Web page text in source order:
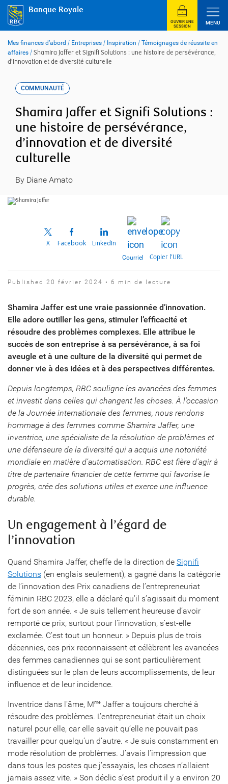
content
Banque Royale
OUVRIR UNE
SESSION
MENU
Mes finances d’abord / Entreprises / Inspiration / Témoignages de réussite en
affaires / Shamira Jaffer et Signifi Solutions : une histoire de persévérance,
d’innovation et de diversité culturelle
COMMUNAUTÉ
Shamira Jaffer et Signifi Solutions :
une histoire de persévérance,
d’innovation et de diversité
culturelle
By Diane Amato
X Facebook LinkedIn
Courriel Copier l’URL
Published 20 février 2024 • 6 min de lecture
Shamira Jaffer est une vraie passionnée d’innovation.
Elle adore outiller les gens, stimuler l’efficacité et
résoudre des problèmes complexes. Elle attribue le
succès de son entreprise à sa persévérance, à sa foi
aveugle et à une culture de la diversité qui permet de
donner vie à des idées et à des perspectives différentes.
Depuis longtemps, RBC souligne les avancées des femmes
et investit dans celles qui changent les choses. À l’occasion
de la Journée internationale des femmes, nous rendons
hommage à des femmes comme Shamira Jaffer, une
inventrice, une spécialiste de la résolution de problèmes et
une défenseure de la diversité qui a acquis une notoriété
mondiale en matière d’automatisation. RBC est fière d’agir à
titre de partenaire financier de cette femme qui favorise le
progrès, crée des solutions utiles et exerce une influence
durable.
Un engagement à l’égard de
l’innovation
Quand Shamira Jaffer, cheffe de la direction de Signifi
Solutions (en englais seulement), a gagné dans la catégorie
de l’innovation des Prix canadiens de l’entrepreneuriat
féminin RBC 2023, elle a déclaré qu’il s’agissait du moment
fort de son année. « Je suis tellement heureuse d’avoir
remporté ce prix, surtout pour l’innovation, s’est-elle
exclamée. C’est tout un honneur. » Depuis plus de trois
décennies, ces prix reconnaissent et célèbrent les avancées
des femmes canadiennes qui se sont particulièrement
distinguées sur le plan de leurs accomplissements, de leur
influence et de leur incidence.
Inventrice dans l’âme, Mme Jaffer a toujours cherché à
résoudre des problèmes. L’entrepreneuriat était un choix
naturel pour elle, car elle savait qu’elle ne pouvait pas
travailler pour quelqu’un d’autre. « Je suis constamment en
mode résolution de problèmes. J’avais l’impression que
dans tous les postes que j’essayais, les choses n’allaient
jamais assez vite. » Son déclic s’est produit il y a environ 20